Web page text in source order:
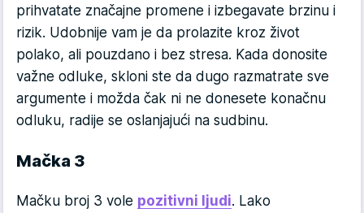
prihvatate značajne promene i izbegavate brzinu i
rizik. Udobnije vam je da prolazite kroz život
polako, ali pouzdano i bez stresa. Kada donosite
važne odluke, skloni ste da dugo razmatrate sve
argumente i možda čak ni ne donesete konačnu
odluku, radije se oslanjajući na sudbinu.
Mačka 3
Mačku broj 3 vole pozitivni ljudi. Lako